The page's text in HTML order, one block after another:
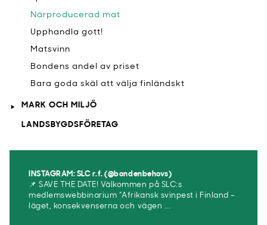
Närproducerad mat
Upphandla gott!
Matsvinn
Bondens andel av priset
Bara goda skäl att välja finländskt
MARK OCH MILJÖ
LANDSBYGDSFÖRETAG
INSTAGRAM: SLC r.f. (@bondenbehovs)
📌 SAVE THE DATE! Välkommen på SLC:s
medlemswebbinarium ”Afrikansk svinpest i Finland –
läget, konsekvenserna och vägen ...